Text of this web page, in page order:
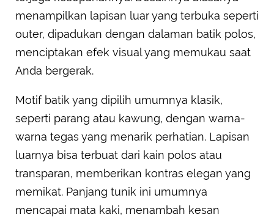
menampilkan lapisan luar yang terbuka seperti
outer, dipadukan dengan dalaman batik polos,
menciptakan efek visual yang memukau saat
Anda bergerak.
Motif batik yang dipilih umumnya klasik,
seperti parang atau kawung, dengan warna-
warna tegas yang menarik perhatian. Lapisan
luarnya bisa terbuat dari kain polos atau
transparan, memberikan kontras elegan yang
memikat. Panjang tunik ini umumnya
mencapai mata kaki, menambah kesan